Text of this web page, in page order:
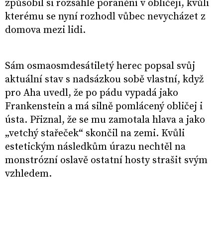
způsobil si rozsáhlé poranění v obličeji, kvůli
kterému se nyní rozhodl vůbec nevycházet z
domova mezi lidi.
Sám osmaosmdesátiletý herec popsal svůj
aktuální stav s nadsázkou sobě vlastní, když
pro Aha uvedl, že po pádu vypadá jako
Frankenstein a má silně pomlácený obličej i
ústa. Přiznal, že se mu zamotala hlava a jako
„vetchý stařeček“ skončil na zemi. Kvůli
estetickým následkům úrazu nechtěl na
monstrózní oslavě ostatní hosty strašit svým
vzhledem.